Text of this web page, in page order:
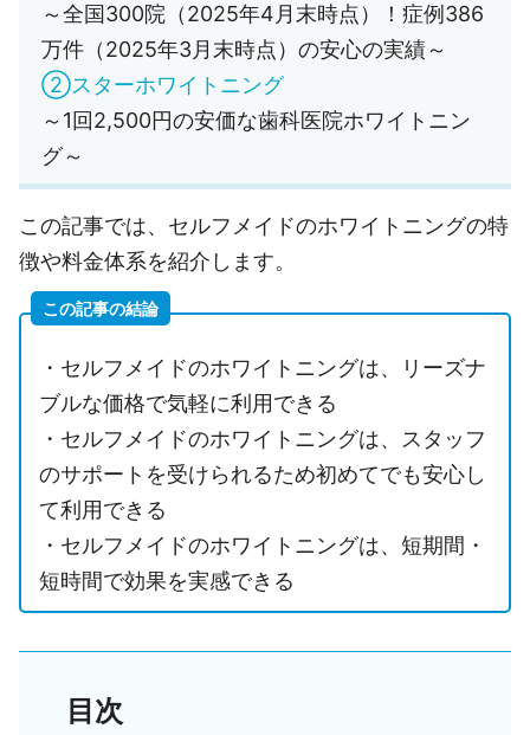
～全国300院（2025年4月末時点）！症例386
万件（2025年3月末時点）の安心の実績～
②スターホワイトニング
～1回2,500円の安価な歯科医院ホワイトニン
グ～
この記事では、セルフメイドのホワイトニングの特
徴や料金体系を紹介します。
この記事の結論
・セルフメイドのホワイトニングは、リーズナ
ブルな価格で気軽に利用できる
・セルフメイドのホワイトニングは、スタッフ
のサポートを受けられるため初めてでも安心し
て利用できる
・セルフメイドのホワイトニングは、短期間・
短時間で効果を実感できる
目次